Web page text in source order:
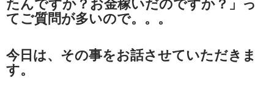
たんですか？お金稼いだのですか？」っ
てご質問が多いので。。。
今日は、その事をお話させていただきま
す。